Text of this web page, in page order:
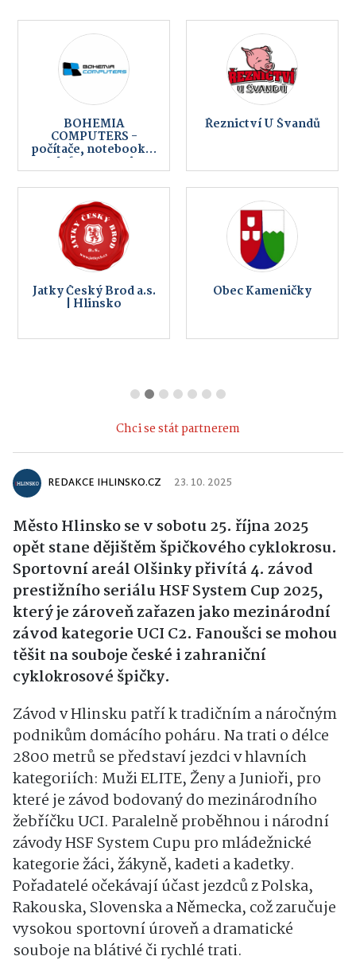
BOHEMIA
COMPUTERS -
počítače, notebooky,
telefony, servis,
internet
Řeznictví U Švandů
Jatky Český Brod a.s.
| Hlinsko
Obec Kameničky
Chci se stát partnerem
REDAKCE IHLINSKO.CZ 23. 10. 2025
Město Hlinsko se v sobotu 25. října 2025
opět stane dějištěm špičkového cyklokrosu.
Sportovní areál Olšinky přivítá 4. závod
prestižního seriálu HSF System Cup 2025,
který je zároveň zařazen jako mezinárodní
závod kategorie UCI C2. Fanoušci se mohou
těšit na souboje české i zahraniční
cyklokrosové špičky.
Závod v Hlinsku patří k tradičním a náročným
podnikům domácího poháru. Na trati o délce
2800 metrů se představí jezdci v hlavních
kategoriích: Muži ELITE, Ženy a Junioři, pro
které je závod bodovaný do mezinárodního
žebříčku UCI. Paralelně proběhnou i národní
závody HSF System Cupu pro mládežnické
kategorie žáci, žákyně, kadeti a kadetky.
Pořadatelé očekávají účast jezdců z Polska,
Rakouska, Slovenska a Německa, což zaručuje
vysokou sportovní úroveň a dramatické
souboje na blátivé či rychlé trati.